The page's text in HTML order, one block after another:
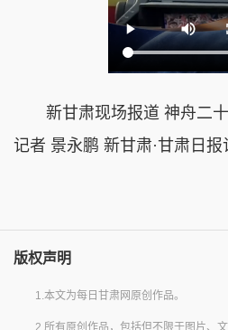
新甘肃现场报道 神舟二
记者 景永鹏 新甘肃·甘肃日报
版权声明
1.本文为每日甘肃网原创作品。
2.所有原创作品，包括但不限于图片、